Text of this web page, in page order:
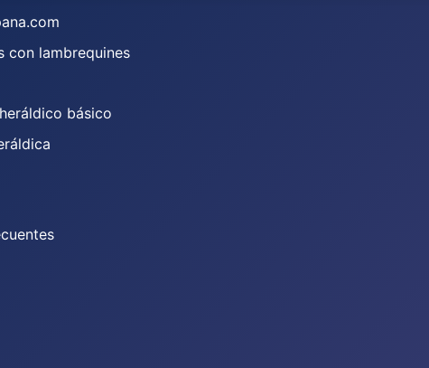
con lambrequines
básico